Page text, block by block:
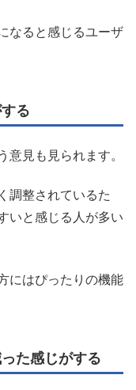
なると感じるユーザ
る
意見も見られます。
調整されているた
いと感じる人が多い
にはぴったりの機能
た感じがする